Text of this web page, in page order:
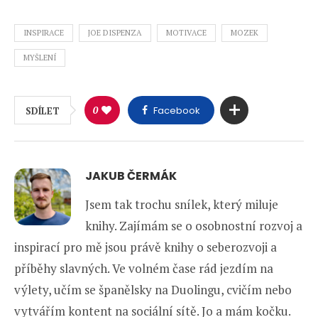
INSPIRACE JOE DISPENZA MOTIVACE MOZEK
MYŠLENÍ
SDÍLET 0 Facebook
JAKUB ČERMÁK
Jsem tak trochu snílek, který miluje
knihy. Zajímám se o osobnostní rozvoj a
inspirací pro mě jsou právě knihy o seberozvoji a
příběhy slavných. Ve volném čase rád jezdím na
výlety, učím se španělsky na Duolingu, cvičím nebo
vytvářím kontent na sociální sítě. Jo a mám kočku.